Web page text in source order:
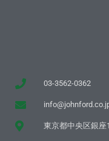
03-3562-0362
東京都中央区銀座